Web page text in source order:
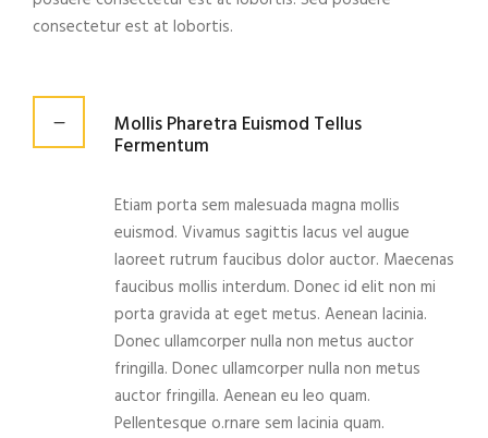
consectetur est at lobortis.
Mollis Pharetra Euismod Tellus
Fermentum
Etiam porta sem malesuada magna mollis
euismod. Vivamus sagittis lacus vel augue
laoreet rutrum faucibus dolor auctor. Maecenas
faucibus mollis interdum. Donec id elit non mi
porta gravida at eget metus. Aenean lacinia.
Donec ullamcorper nulla non metus auctor
fringilla. Donec ullamcorper nulla non metus
auctor fringilla. Aenean eu leo quam.
Pellentesque o.rnare sem lacinia quam.